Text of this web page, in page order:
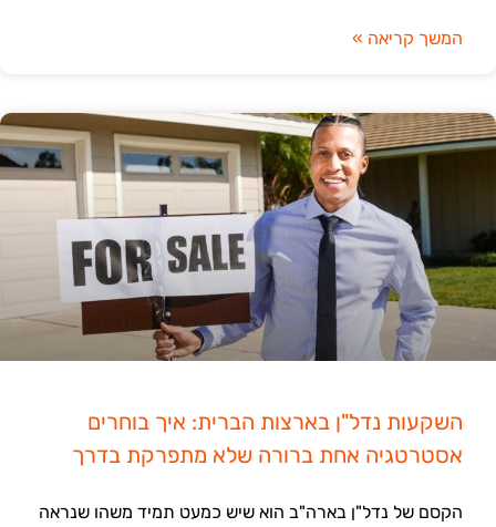
המשך קריאה »
השקעות נדל"ן בארצות הברית: איך בוחרים
אסטרטגיה אחת ברורה שלא מתפרקת בדרך
הקסם של נדל"ן בארה"ב הוא שיש כמעט תמיד משהו שנראה